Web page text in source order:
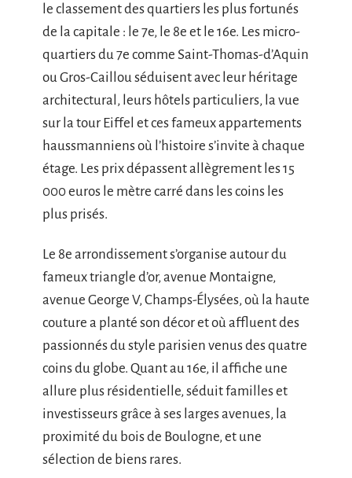
le classement des quartiers les plus fortunés
de la capitale : le 7e, le 8e et le 16e. Les micro-
quartiers du 7e comme Saint-Thomas-d’Aquin
ou Gros-Caillou séduisent avec leur héritage
architectural, leurs hôtels particuliers, la vue
sur la tour Eiffel et ces fameux appartements
haussmanniens où l’histoire s’invite à chaque
étage. Les prix dépassent allègrement les 15
000 euros le mètre carré dans les coins les
plus prisés.
Le 8e arrondissement s’organise autour du
fameux triangle d’or, avenue Montaigne,
avenue George V, Champs-Élysées, où la haute
couture a planté son décor et où affluent des
passionnés du style parisien venus des quatre
coins du globe. Quant au 16e, il affiche une
allure plus résidentielle, séduit familles et
investisseurs grâce à ses larges avenues, la
proximité du bois de Boulogne, et une
sélection de biens rares.